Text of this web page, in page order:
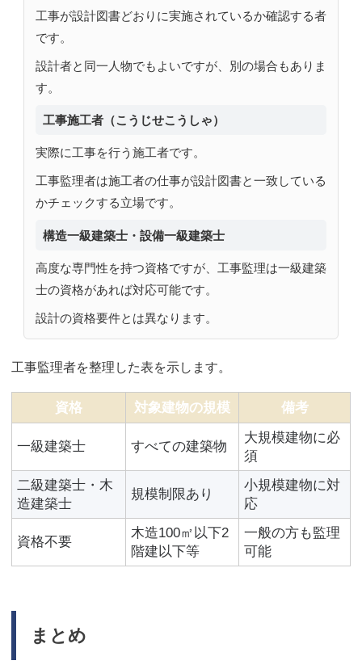
工事が設計図書どおりに実施されているか確認する者
です。
設計者と同一人物でもよいですが、別の場合もありま
す。
工事施工者（こうじせこうしゃ）
実際に工事を行う施工者です。
工事監理者は施工者の仕事が設計図書と一致している
かチェックする立場です。
構造一級建築士・設備一級建築士
高度な専門性を持つ資格ですが、工事監理は一級建築
士の資格があれば対応可能です。
設計の資格要件とは異なります。
工事監理者を整理した表を示します。
資格 対象建物の規模 備考
一級建築士 すべての建築物
大規模建物に必
須
二級建築士・木
造建築士
規模制限あり
小規模建物に対
応
資格不要
木造100㎡以下2
階建以下等
一般の方も監理
可能
まとめ